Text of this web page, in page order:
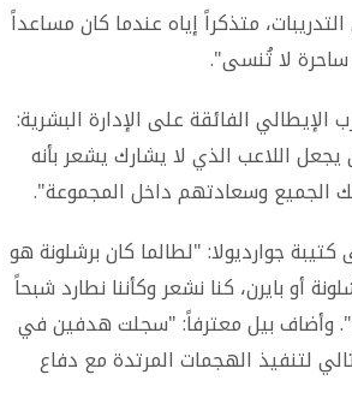
متذكراً إياه عندما كان مساعداً
ساحرة لا تُنسى".
الفائقة على الإدارة البشرية:
يجعل اللاعب الذي لا يشارك يشعر بأنه
الجميع وسعادتهم داخل المجموعة".
جوارديولا: "لطالما كان برشلونة هو
أو بايرن، كنا نشعر وكأننا نطارد شبحاً
المرتدة". وأضاف بيل معترفاً: "سجلت هدفين في
لتنفيذ الهجمات المرتدة مع دفاع